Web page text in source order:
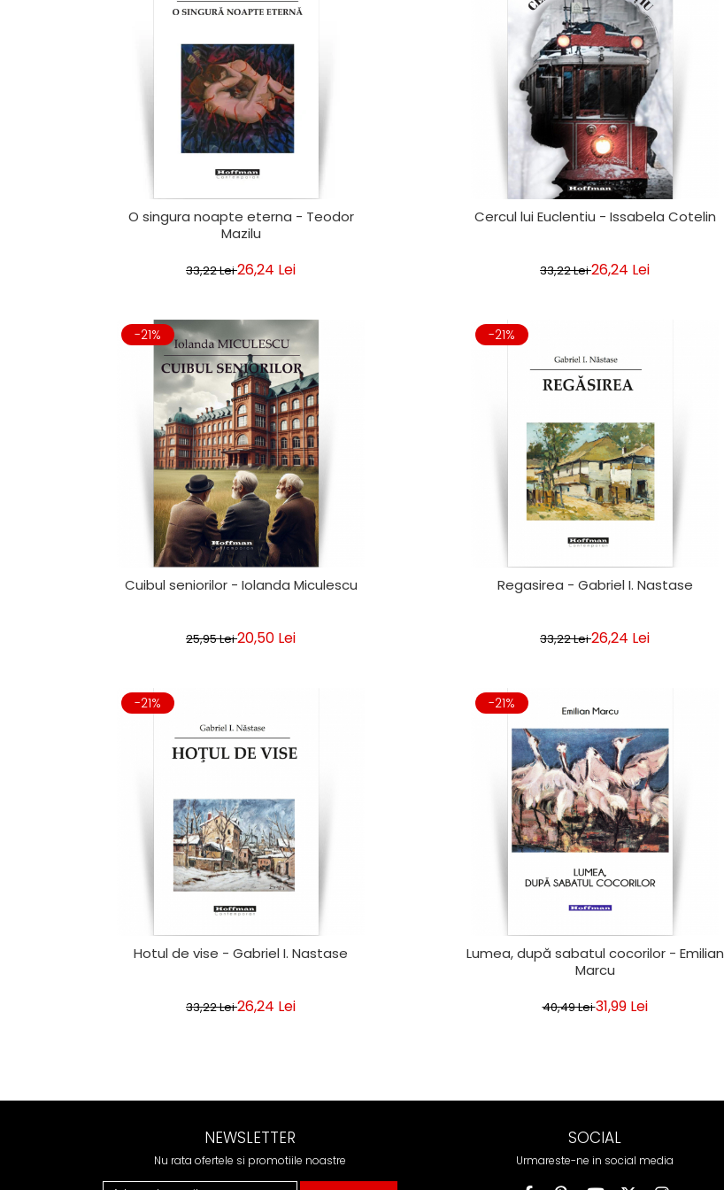
Publicistica / Reportaje / InterviuriO singura noapte eterna - Teodor
Mazilu
33,22 Lei26,24 Lei
Cercul lui Euclentiu - Issabela Cotelin
33,22 Lei26,24 Lei
-21%
Cuibul seniorilor - Iolanda Miculescu
25,95 Lei20,50 Lei
-21%
Regasirea - Gabriel I. Nastase
33,22 Lei26,24 Lei
-21%
Hotul de vise - Gabriel I. Nastase
33,22 Lei26,24 Lei
-21%
Lumea, după sabatul cocorilor - Emilian
Marcu
40,49 Lei31,99 Lei
NEWSLETTER
Nu rata ofertele si promotiile noastre
SOCIAL
Urmareste-ne in social media